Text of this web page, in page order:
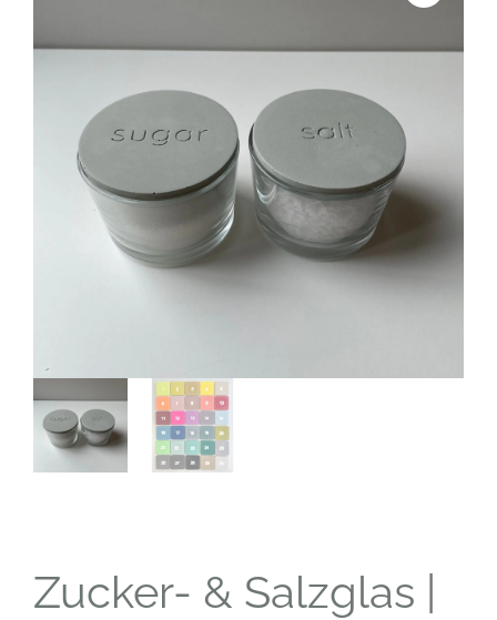
Zucker- & Salzglas |